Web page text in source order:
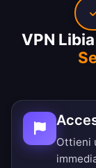
VPN
Ottieni